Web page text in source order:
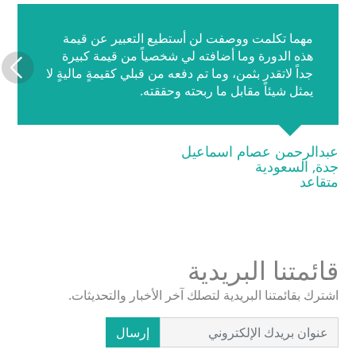
مهما تكلمت ووصفت لن أستطيع التعبير عن قيمة
هذه الدورة وما أضافته لي شخصياً من قيمة كبيرة
جداً لاتقدر بثمن، وما تم دفعه من قبلي كقيمةٍ ماليةٍ لا
يمثل شيئاً مقابل ما ربحته وحققته.
عبدالرحمن عصام اسماعيل
جدة, السعودية
متقاعد
قائمتنا البريدية
اشترك بقائمتنا البريدية لتصلك آخر الأخبار والتحديثات.
إرسال